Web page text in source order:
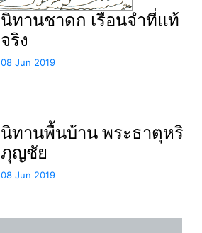
นิทานชาดก เรือนจำที่แท้
จริง
08 Jun 2019
นิทานพื้นบ้าน พระธาตุหริ
ภุญชัย
08 Jun 2019